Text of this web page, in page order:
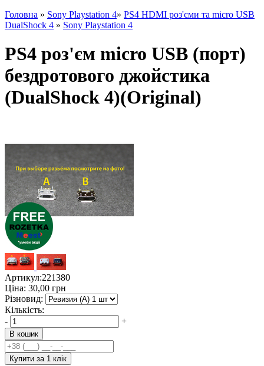
Головна » Sony Playstation 4» PS4 HDMI роз'єми та micro USB
DualShock 4 » Sony Playstation 4
PS4 роз'єм micro USB (порт)
бездротового джойстика
(DualShock 4)(Original)
Артикул:221380
Ціна: 30,00 грн
Різновид:
Кількість:
-
+
В кошик
Купити за 1 клiк